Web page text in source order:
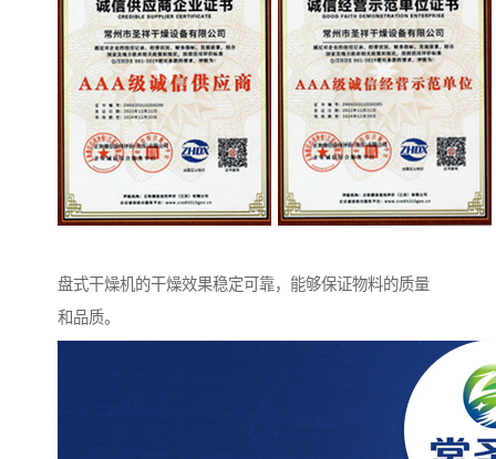
盘式干燥机的干燥效果稳定可靠，能够保证物料的质量
和品质。